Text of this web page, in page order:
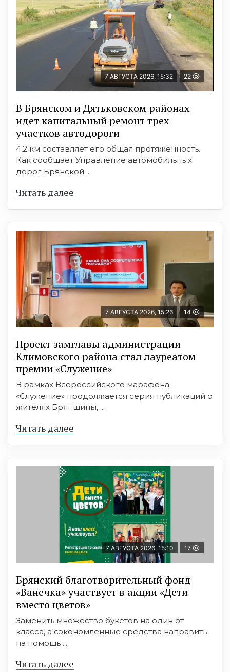
7 АВГУСТА 2026, 15:32 22
В Брянском и Дятьковском районах
идет капитальный ремонт трех
участков автодороги
4,2 км составляет его общая протяженность.
Как сообщает Управление автомобильных
дорог Брянской ...
Читать далее
7 АВГУСТА 2026, 15:26 14
Проект замглавы администрации
Климовского района стал лауреатом
премии «Служение»
В рамках Всероссийского марафона
«Служение» продолжается серия публикаций о
жителях Брянщины, ...
Читать далее
7 АВГУСТА 2026, 15:10 17
Брянский благотворительный фонд
«Ванечка» участвует в акции «Дети
вместо цветов»
Заменить множество букетов на один от
класса, а сэкономленные средства направить
на помощь ...
Читать далее